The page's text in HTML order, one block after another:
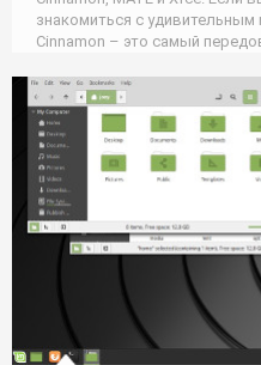
знакомиться с
Cinnamon – это самый